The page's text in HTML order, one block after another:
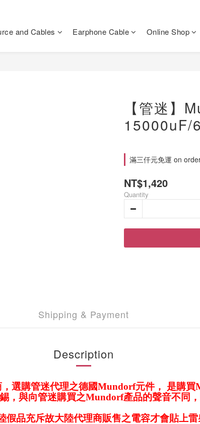
and Cables Earphone Cable Online Shop
【管迷】
15000uF/
滿三仟元免運 on
NT$1,420
Quantity
Shipping & Payment
Description
選購管迷代理之德國Mundorf元件， 是購
，與向管迷購買之Mundorf產品的聲音不同
品充斥故大陸代理商販售之電容才會貼上雷